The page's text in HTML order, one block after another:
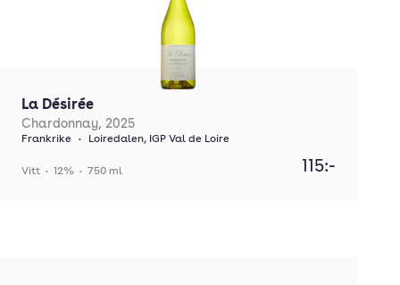
La Désirée
Chardonnay, 2025
Frankrike • Loiredalen, IGP Val de Loire
Vitt • 12% • 750 ml 115:-